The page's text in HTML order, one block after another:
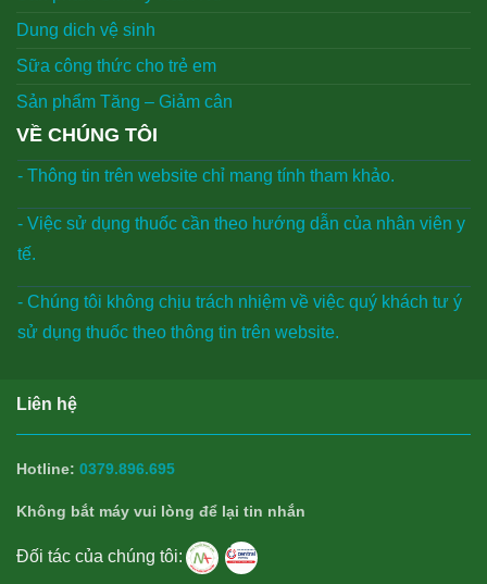
Dung dich vệ sinh
Sữa công thức cho trẻ em
Sản phẩm Tăng – Giảm cân
VỀ CHÚNG TÔI
- Thông tin trên website chỉ mang tính tham khảo.
- Việc sử dụng thuốc cần theo hướng dẫn của nhân viên y
tế.
- Chúng tôi không chịu trách nhiệm về việc quý khách tư ý
sử dụng thuốc theo thông tin trên website.
Liên hệ
Hotline: 0379.896.695
Không bắt máy vui lòng để lại tin nhắn
Đối tác của chúng tôi: